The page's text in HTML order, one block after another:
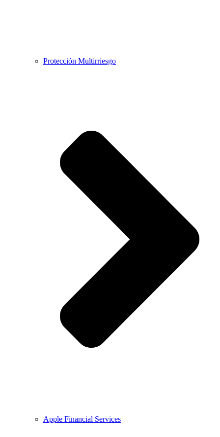
Protección Multirriesgo
Apple Financial Services